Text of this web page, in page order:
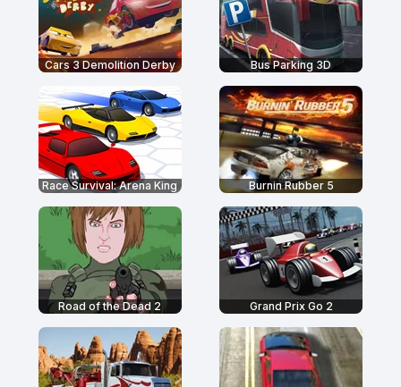
Cars 3 Demolition Derby Bus Parking 3D
Race Survival: Arena King Burnin Rubber 5
Road of the Dead 2 Grand Prix Go 2